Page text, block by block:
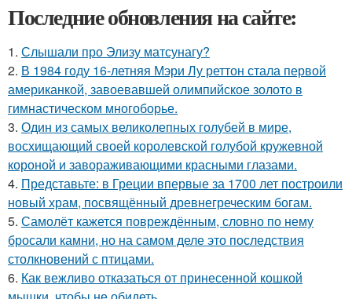
Последние обновления на сайте:
1. Слышали про Элизу матсунагу?
2. В 1984 году 16-летняя Мэри Лу реттон стала первой
американкой, завоевавшей олимпийское золото в
гимнастическом многоборье.
3. Один из самых великолепных голубей в мире,
восхищающий своей королевской голубой кружевной
короной и завораживающими красными глазами.
4. Представьте: в Греции впервые за 1700 лет построили
новый храм, посвящённый древнегреческим богам.
5. Самолёт кажется повреждённым, словно по нему
бросали камни, но на самом деле это последствия
столкновений с птицами.
6. Как вежливо отказаться от принесенной кошкой